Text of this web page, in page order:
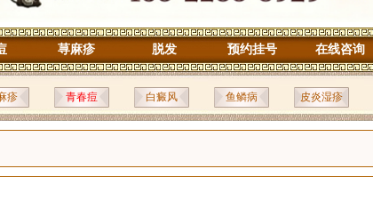
荨麻疹 脱发 预约挂号 在线咨询
疹 青春痘 白癜风 鱼鳞病 皮炎湿疹